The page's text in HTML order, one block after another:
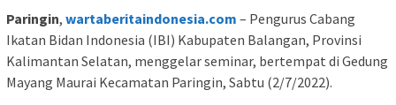
Paringin, wartaberitaindonesia.com – Pengurus Cabang
Ikatan Bidan Indonesia (IBI) Kabupaten Balangan, Provinsi
Kalimantan Selatan, menggelar seminar, bertempat di Gedung
Mayang Maurai Kecamatan Paringin, Sabtu (2/7/2022).